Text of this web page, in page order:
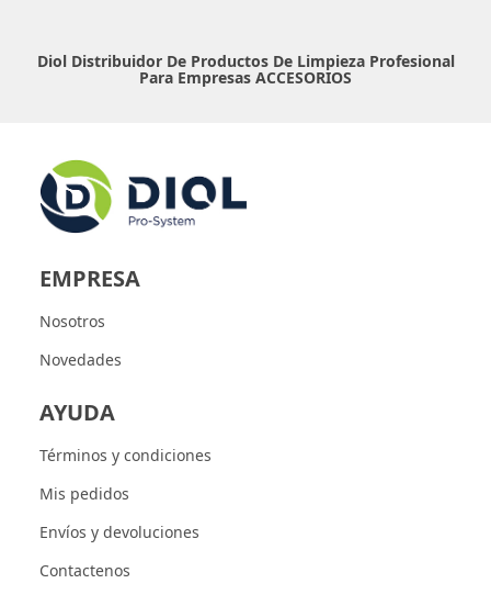
Diol Distribuidor De Productos De Limpieza Profesional
Para Empresas ACCESORIOS
EMPRESA
Nosotros
Novedades
AYUDA
Términos y condiciones
Mis pedidos
Envíos y devoluciones
Contactenos